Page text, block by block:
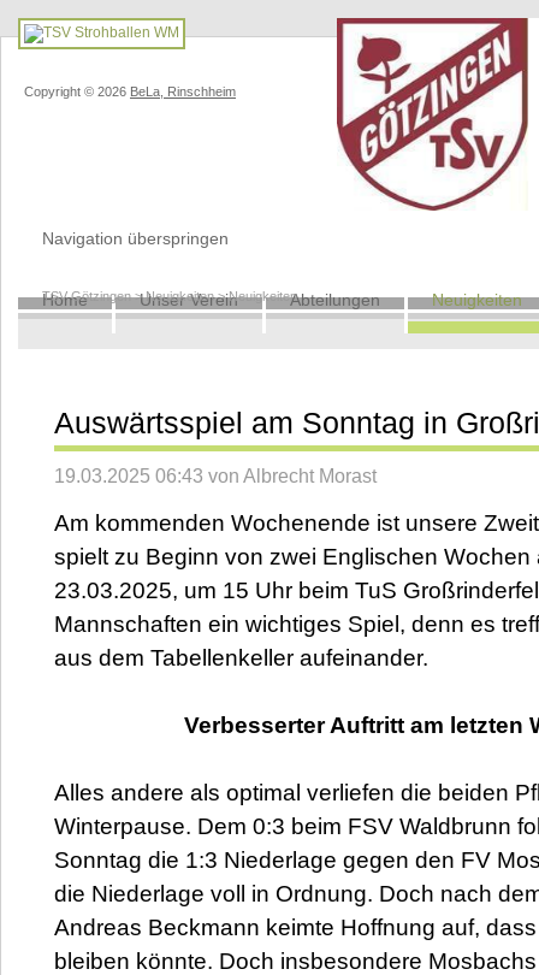
Navigation überspringen
Home Unser Verein Abteilungen Neuigkeiten
TSV Götzingen>Neuigkeiten>Neuigkeiten
Auswärtsspiel am Sonntag in
19.03.2025 06:43 von Albrecht Morast
Am kommenden Wochenende ist unsere
spielt zu Beginn von zwei Englischen Wochen
23.03.2025, um 15 Uhr beim TuS
Mannschaften ein wichtiges Spiel, denn es
aus dem Tabellenkeller aufeinander.
Verbesserter Auftritt am letzten
Alles andere als optimal verliefen die beiden
Winterpause. Dem 0:3 beim FSV Waldbrunn
Sonntag die 1:3 Niederlage gegen den FV
die Niederlage voll in Ordnung. Doch nach
Andreas Beckmann keimte Hoffnung auf,
bleiben könnte. Doch insbesondere
Copyright © 2026 BeLa, Rinschheim